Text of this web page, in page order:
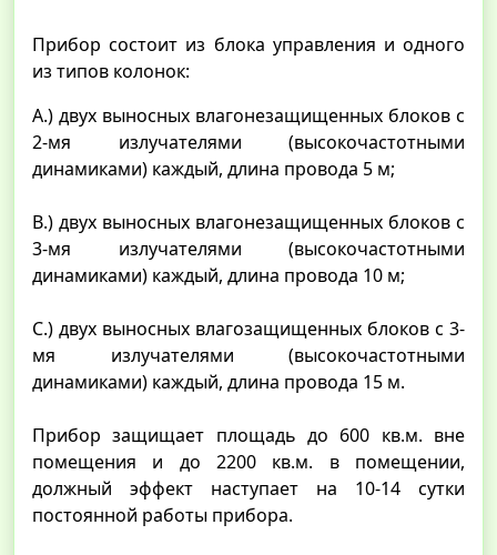
Прибор состоит из блока управления и одного
из типов колонок:
A.) двух выносных влагонезащищенных блоков с
2-мя излучателями (высокочастотными
динамиками) каждый, длина провода 5 м;
B.) двух выносных влагонезащищенных блоков с
3-мя излучателями (высокочастотными
динамиками) каждый, длина провода 10 м;
C.) двух выносных влагозащищенных блоков с 3-
мя излучателями (высокочастотными
динамиками) каждый, длина провода 15 м.
Прибор защищает площадь до 600 кв.м. вне
помещения и до 2200 кв.м. в помещении,
должный эффект наступает на 10-14 сутки
постоянной работы прибора.